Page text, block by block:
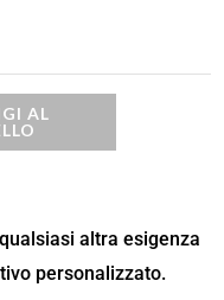
AL
altra esigenza
personalizzato.